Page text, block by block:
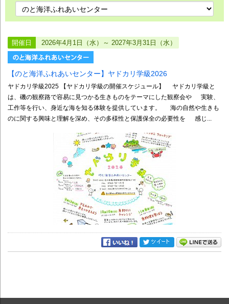
開催日 2026年4月1日（水）～ 2027年3月31日（水）
【のと海洋ふれあいセンター】ヤドカリ学級2026
ヤドカリ学級2025 【ヤドカリ学級の開催スケジュール】 ヤドカリ学級と
は、磯の観察路で容易に見つかる生きものをテーマにした観察会や 実験、
工作等を行い、身近な海を知る体験を提供しています。 海の自然や生きも
のに関する興味と理解を深め、その多様性と保護保全の必要性を 感じ...